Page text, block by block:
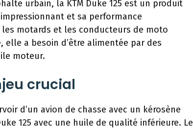
urbain, la KTM Duke 125 est un produit
et sa performance
motards et les conducteurs de moto
a besoin d’être alimentée par des
moteur.
crucial
d’un avion de chasse avec un kérosène
125 avec une huile de qualité inférieure. Le